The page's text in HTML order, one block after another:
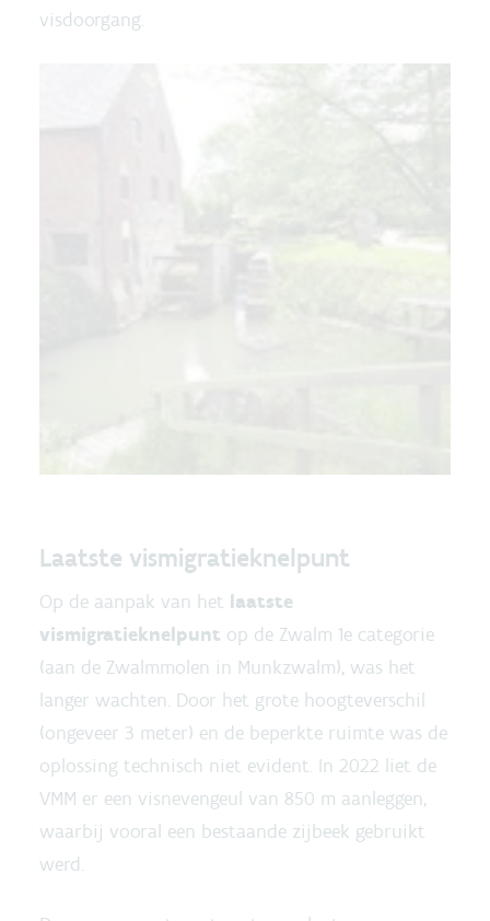
visdoorgang.
Laatste vismigratieknelpunt
Op de aanpak van het laatste
vismigratieknelpunt op de Zwalm 1e categorie
(aan de Zwalmmolen in Munkzwalm), was het
langer wachten. Door het grote hoogteverschil
(ongeveer 3 meter) en de beperkte ruimte was de
oplossing technisch niet evident. In 2022 liet de
VMM er een visnevengeul van 850 m aanleggen,
waarbij vooral een bestaande zijbeek gebruikt
werd.